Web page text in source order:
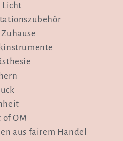
Licht
OM
aus fairem Handel